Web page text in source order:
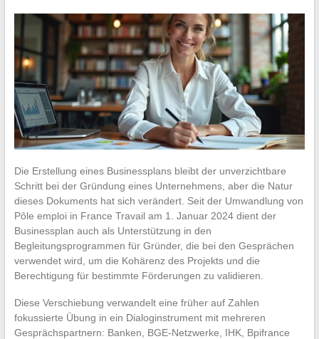
Die Erstellung eines Businessplans bleibt der unverzichtbare
Schritt bei der Gründung eines Unternehmens, aber die Natur
dieses Dokuments hat sich verändert. Seit der Umwandlung von
Pôle emploi in France Travail am 1. Januar 2024 dient der
Businessplan auch als Unterstützung in den
Begleitungsprogrammen für Gründer, die bei den Gesprächen
verwendet wird, um die Kohärenz des Projekts und die
Berechtigung für bestimmte Förderungen zu validieren.
Diese Verschiebung verwandelt eine früher auf Zahlen
fokussierte Übung in ein Dialoginstrument mit mehreren
Gesprächspartnern: Banken, BGE-Netzwerke, IHK, Bpifrance